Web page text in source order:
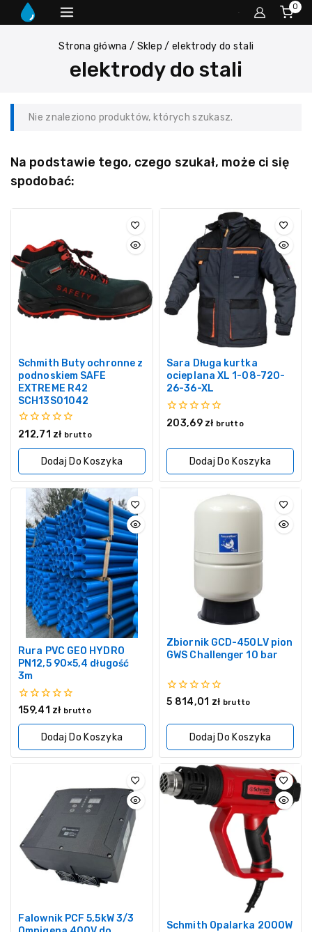
0
Strona główna / Sklep / elektrody do stali
elektrody do stali
Nie znaleziono produktów, których szukasz.
Na podstawie tego, czego szukał, może ci się
spodobać:
Schmith Buty ochronne z
podnoskiem SAFE
EXTREME R42
SCH13S01042
0
5
212,71 zł brutto
Dodaj Do Koszyka
Sara Długa kurtka
ocieplana XL 1-08-720-
26-36-XL
0
203,69 zł brutto
Dodaj Do Koszyka
Rura PVC GEO HYDRO
PN12,5 90×5,4 długość
3m
0
5
159,41 zł brutto
Dodaj Do Koszyka
Zbiornik GCD-450LV pion
GWS Challenger 10 bar
0
5
5 814,01 zł brutto
Dodaj Do Koszyka
Falownik PCF 5,5kW 3/3
Schmith Opalarka 2000W